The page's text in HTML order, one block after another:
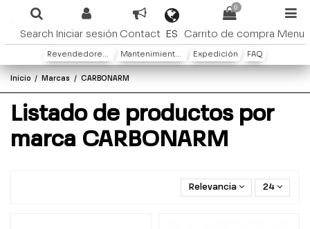
Search Iniciar sesión Contact ES
0
Carrito de compra Menu
Revendedores y distribuidores Mantenimiento y Garantìa Expedición FAQ
Inicio Marcas CARBONARM
Listado de productos por
marca CARBONARM
Relevancia 24